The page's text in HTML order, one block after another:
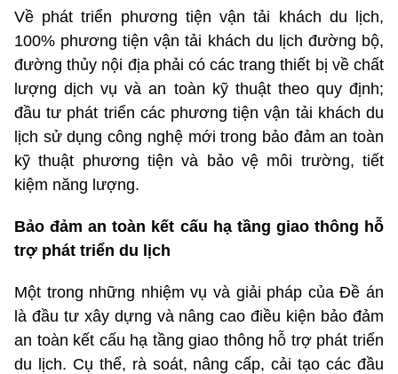
Về phát triển phương tiện vận tải khách du lịch,
100% phương tiện vận tải khách du lịch đường bộ,
đường thủy nội địa phải có các trang thiết bị về chất
lượng dịch vụ và an toàn kỹ thuật theo quy định;
đầu tư phát triển các phương tiện vận tải khách du
lịch sử dụng công nghệ mới trong bảo đảm an toàn
kỹ thuật phương tiện và bảo vệ môi trường, tiết
kiệm năng lượng.
Bảo đảm an toàn kết cấu hạ tầng giao thông hỗ
trợ phát triển du lịch
Một trong những nhiệm vụ và giải pháp của Đề án
là đầu tư xây dựng và nâng cao điều kiện bảo đảm
an toàn kết cấu hạ tầng giao thông hỗ trợ phát triển
du lịch. Cụ thể, rà soát, nâng cấp, cải tạo các đầu